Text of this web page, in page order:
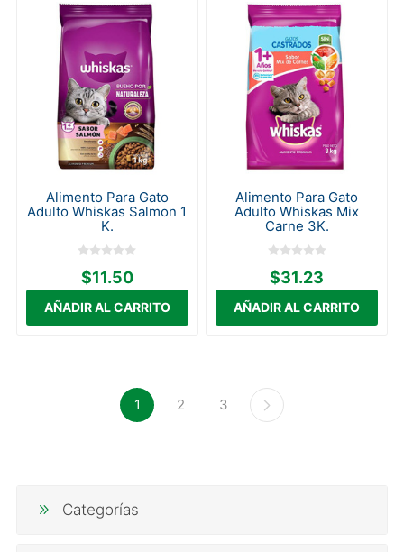
Alimento Para Gato
Adulto Whiskas Salmon 1
K.
$11.50
Alimento Para Gato
Adulto Whiskas Mix
Carne 3K.
$31.23
1 2 3
Categorías